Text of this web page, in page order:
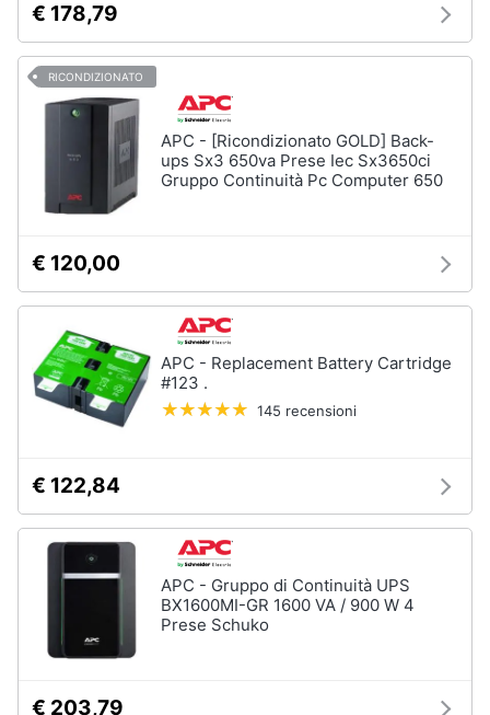
€ 178,79
RICONDIZIONATO
APC - [Ricondizionato GOLD] Back-
ups Sx3 650va Prese Iec Sx3650ci
Gruppo Continuità Pc Computer 650
€ 120,00
APC - Replacement Battery Cartridge
#123 .
145 recensioni
€ 122,84
APC - Gruppo di Continuità UPS
BX1600MI-GR 1600 VA / 900 W 4
Prese Schuko
€ 203,79